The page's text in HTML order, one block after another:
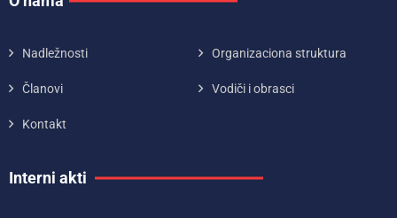
Nadležnosti Organizaciona struktura
Članovi Vodiči i obrasci
Kontakt
Interni akti